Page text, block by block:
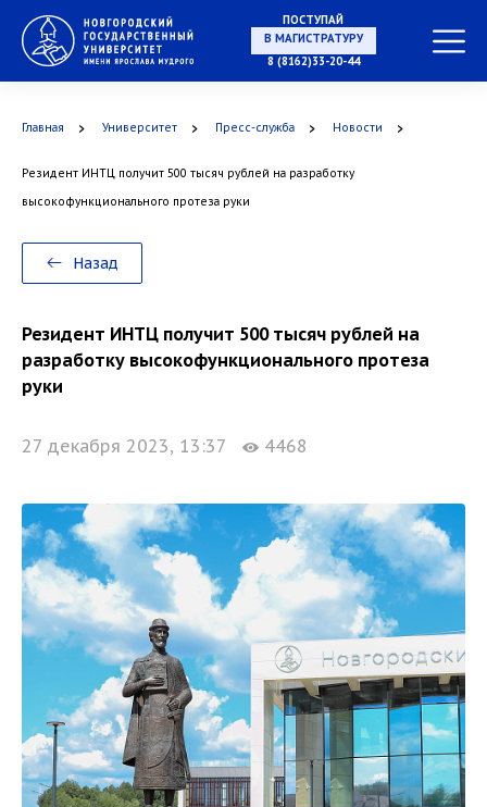
ПОСТУПАЙ
НА СПЕЦИАЛИТЕТ
В МАГИСТРАТУРУ
В ОРДИНАТУРУ
8 (8162)33-20-44
Главная Университет Пресс-служба Новости
Резидент ИНТЦ получит 500 тысяч рублей на разработку
высокофункционального протеза руки
Назад
Резидент ИНТЦ получит 500 тысяч рублей на
разработку высокофункционального протеза
руки
27 декабря 2023, 13:37 4468